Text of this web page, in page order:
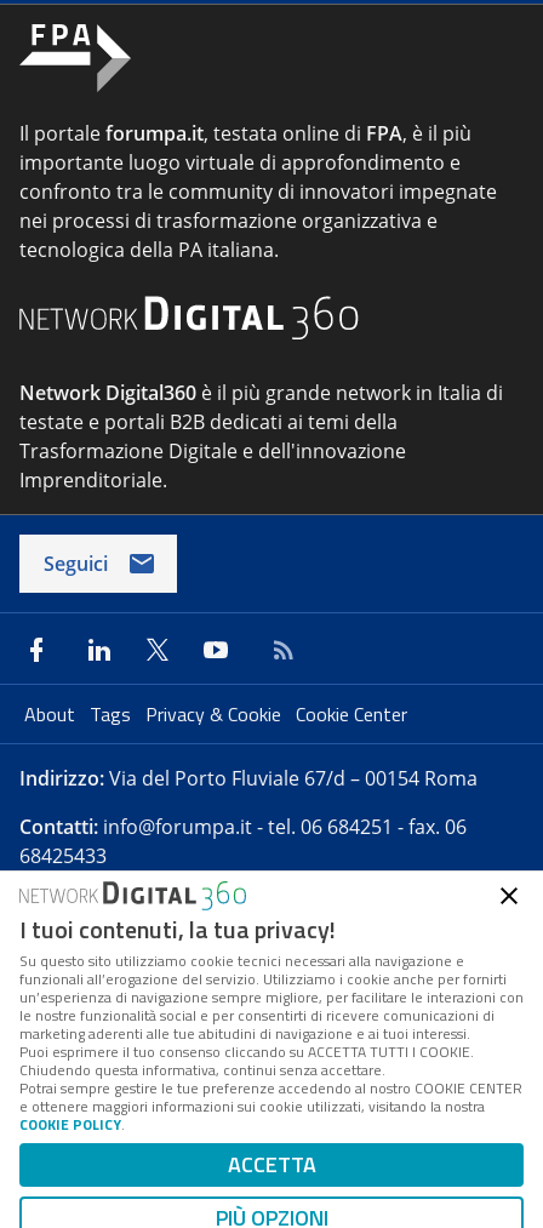
Il portaleforumpa.it, testata online di FPA, è il più
importante luogo virtuale di approfondimento e
confronto tra le community di innovatori impegnate
nei processi di trasformazione organizzativa e
tecnologica della PA italiana.
Network Digital360 è il più grande network in Italia di
testate e portali B2B dedicati ai temi della
Trasformazione Digitale e dell'innovazione
Imprenditoriale.
Seguici
About Tags Privacy & Cookie Cookie Center
Indirizzo:Via del Porto Fluviale 67/d – 00154 Roma
Contatti: info@forumpa.it- tel. 06 684251 - fax. 06
68425433
Forumpa.itè una pubblicazione telematica iscritta
presso Registro della stampa del Tribunale di Roma -
Reg. n. 182 del 2 maggio 2008 - Direttore resp. Michela
Stentella
FPA s.r.l. è società soggetta a Direzione e
Coordinamento da parte di Digital360 S.p.A. - FPA s.r.l.
è un'azienda certificata per il sistema di management
Codice Fiscale/Partita IVA n. 10693191008 - R.E.A. Roma
n. 1249791. ISP AWS
Mappa del sito
I tuoi contenuti, la tua privacy!
Su questo sito utilizziamo cookie tecnici necessari alla navigazione e
funzionali all’erogazione del servizio. Utilizziamo i cookie anche per fornirti
un’esperienza di navigazione sempre migliore, per facilitare le interazioni con
le nostre funzionalità social e per consentirti di ricevere comunicazioni di
marketing aderenti alle tue abitudini di navigazione e ai tuoi interessi.
Puoi esprimere il tuo consenso cliccando su ACCETTA TUTTI I COOKIE.
Chiudendo questa informativa, continui senza accettare.
Potrai sempre gestire le tue preferenze accedendo al nostro COOKIE CENTER
e ottenere maggiori informazioni sui cookie utilizzati, visitando la nostra
COOKIE POLICY.
ACCETTA
PIÙ OPZIONI